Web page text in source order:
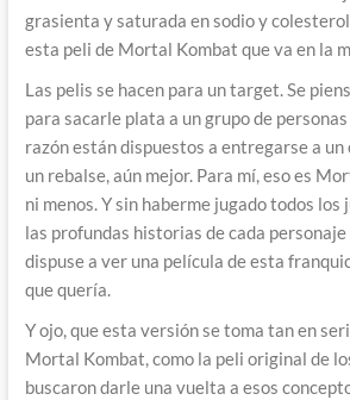
grasienta y saturada en sodio y
esta peli de Mortal Kombat que va en la
Las pelis se hacen para un target. Se
para sacarle plata a un grupo de
razón están dispuestos a entregarse a
un rebalse, aún mejor. Para mí, eso es
ni menos. Y sin haberme jugado todos los
las profundas historias de cada
dispuse a ver una película de esta
que quería.
Y ojo, que esta versión se toma tan en
Mortal Kombat, como la peli original de
buscaron darle una vuelta a esos